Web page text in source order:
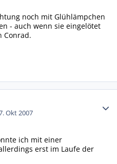
noch mit Glühlämpchen
- auch wenn sie eingelötet
Conrad.
Okt 2007
ich mit einer
erst im Laufe der